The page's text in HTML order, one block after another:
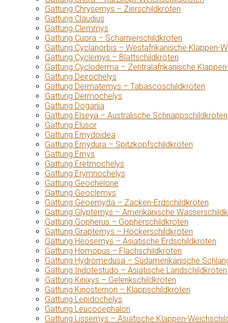
Gattung Chrysemys – Zierschildkröten
Gattung Claudius
Gattung Clemmys
Gattung Cuora – Scharnierschildkröten
Gattung Cyclanorbis – Westafrikanische Klappen-
Gattung Cyclemys – Blattschildkröten
Gattung Cycloderma – Zentralafrikanische
Gattung Deirochelys
Gattung Dermatemys – Tabascoschildkröten
Gattung Dermochelys
Gattung Dogania
Gattung Elseya – Australische Schnappschildkröten
Gattung Elusor
Gattung Emydoidea
Gattung Emydura – Spitzkopfschildkröten
Gattung Emys
Gattung Eretmochelys
Gattung Erymnochelys
Gattung Geochelone
Gattung Geoclemys
Gattung Geoemyda – Zacken-Erdschildkröten
Gattung Glyptemys – Amerikanische
Gattung Gopherus – Gopherschildkröten
Gattung Graptemys – Höckerschildkröten
Gattung Heosemys – Asiatische Erdschildkröten
Gattung Homopus – Flachschildkröten
Gattung Hydromedusa – Südamerikanische
Gattung Indotestudo – Asiatische Landschildkröten
Gattung Kinixys – Gelenkschildkröten
Gattung Kinosternon – Klappschildkröten
Gattung Lepidochelys
Gattung Leucocephalon
Gattung Lissemys – Asiatische Klappen-